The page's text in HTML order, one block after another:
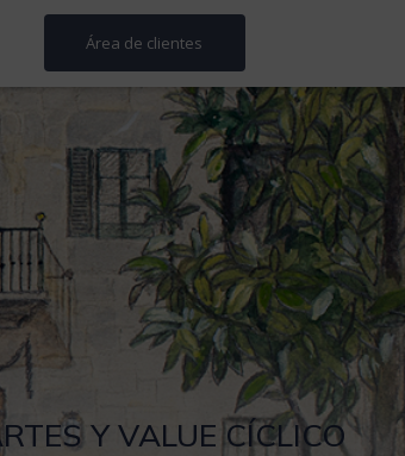
Área de clientes
Y VALUE CÍCLICO